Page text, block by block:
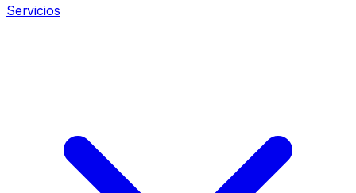
Servicios